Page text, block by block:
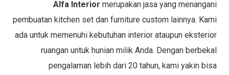
Alfa Interior merupakan jasa yang menangani
pembuatan kitchen set dan furniture custom lainnya. Kami
ada untuk memenuhi kebutuhan interior ataupun eksterior
ruangan untuk hunian milik Anda. Dengan berbekal
pengalaman lebih dari 20 tahun, kami yakin bisa